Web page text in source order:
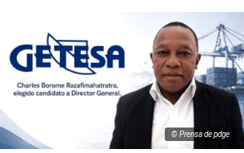
© Prensa de pdge